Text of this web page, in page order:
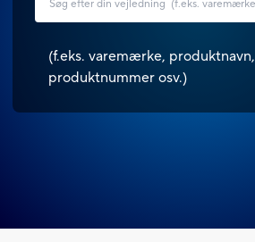
(f.eks. varemærke, produktnavn,
produktnummer osv.)